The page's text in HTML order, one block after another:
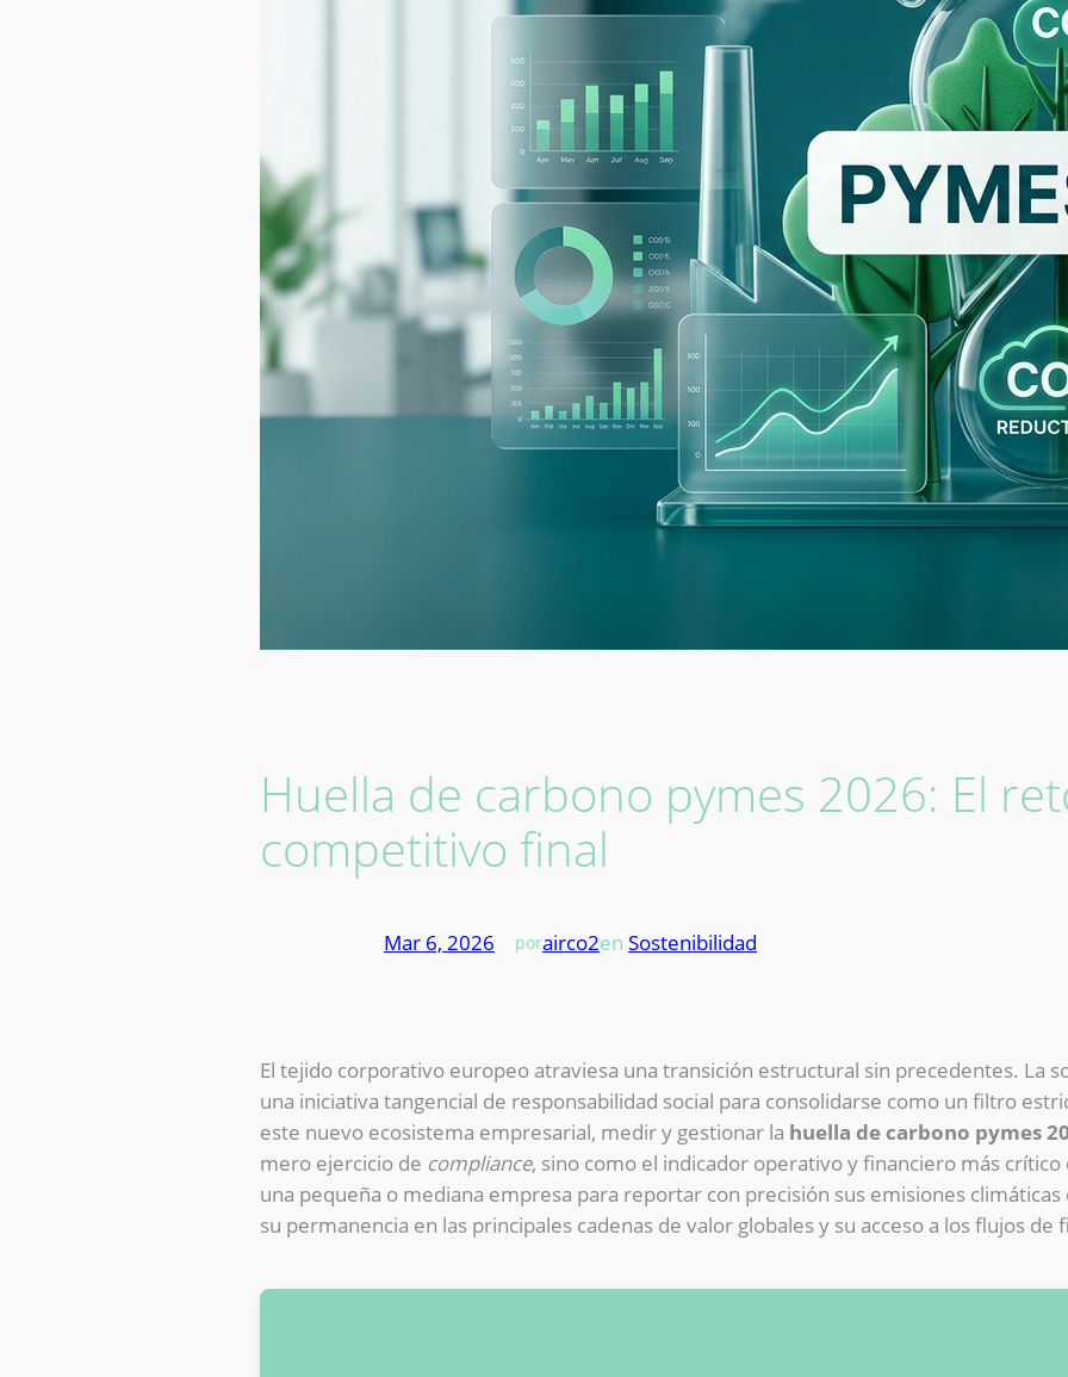
Huella de carbono pymes 2026: El
competitivo final
Mar 6, 2026 porairco2en Sostenibilidad
El tejido corporativo europeo atraviesa una transición estructural sin precedentes. La
una iniciativa tangencial de responsabilidad social para consolidarse como un filtro
este nuevo ecosistema empresarial, medir y gestionar la huella de carbono pymes
mero ejercicio de compliance, sino como el indicador operativo y financiero más crítico
una pequeña o mediana empresa para reportar con precisión sus emisiones
su permanencia en las principales cadenas de valor globales y su acceso a los flujos de